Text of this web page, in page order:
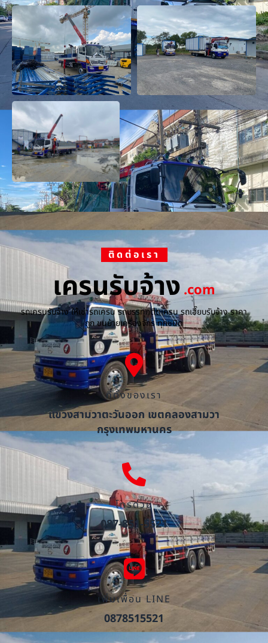
ติดต่อเรา
เครนรับจ้าง.com
รถเครนรับจ้าง ให้เช่ารถเครน รถบรรทุกติดเครน รถเฮี๊ยบรับจ้าง ราคา
ถูก ขนย้ายเครื่องจักร ทุกชนิด
ที่ตั้งของเรา
แขวงสามวาตะวันออก เขตคลองสามวา
กรุงเทพมหานคร
โทรด่วน
087-851-5521
เพิ่มเพื่อน LINE
0878515521